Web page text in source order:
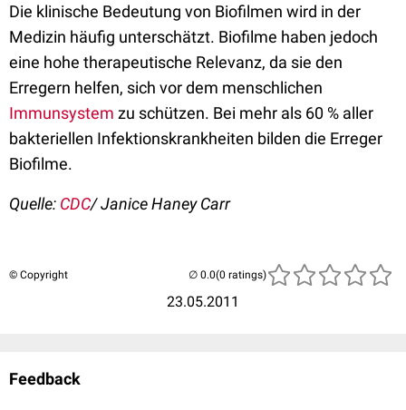
Die klinische Bedeutung von Biofilmen wird in der
Medizin häufig unterschätzt. Biofilme haben jedoch
eine hohe therapeutische Relevanz, da sie den
Erregern helfen, sich vor dem menschlichen
Immunsystem zu schützen. Bei mehr als 60 % aller
bakteriellen Infektionskrankheiten bilden die Erreger
Biofilme.
Quelle: CDC/ Janice Haney Carr
© Copyright
23.05.2011
(0 ratings)
Feedback